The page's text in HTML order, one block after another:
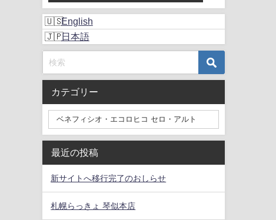
English
日本語
カテゴリー
最近の投稿
新サイトへ移行完了のおしらせ
札幌らっきょ 琴似本店